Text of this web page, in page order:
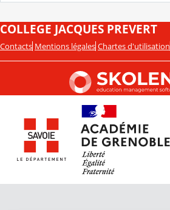
COLLEGE JACQUES PREVERT
Contacts Mentions légales Chartes d'utilisation